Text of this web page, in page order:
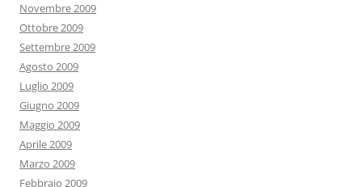
Novembre 2009
Ottobre 2009
Settembre 2009
Agosto 2009
Luglio 2009
Giugno 2009
Maggio 2009
Aprile 2009
Marzo 2009
Febbraio 2009